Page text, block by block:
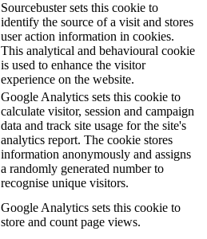
Sourcebuster sets this cookie to
identify the source of a visit and stores
user action information in cookies.
This analytical and behavioural cookie
is used to enhance the visitor
experience on the website.
Google Analytics sets this cookie to
calculate visitor, session and campaign
data and track site usage for the site's
analytics report. The cookie stores
information anonymously and assigns
a randomly generated number to
recognise unique visitors.
Google Analytics sets this cookie to
store and count page views.